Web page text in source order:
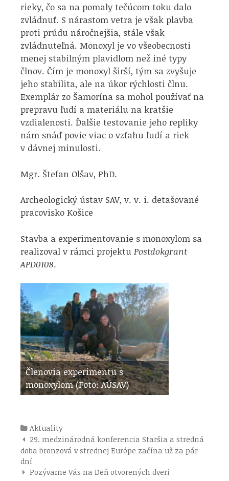
rieky, čo sa na pomaly tečúcom toku dalo
zvládnuť. S nárastom vetra je však plavba
proti prúdu náročnejšia, stále však
zvládnuteľná. Monoxyl je vo všeobecnosti
menej stabilným plavidlom než iné typy
člnov. Čím je monoxyl širší, tým sa zvyšuje
jeho stabilita, ale na úkor rýchlosti člnu.
Exemplár zo Šamorína sa mohol používať na
prepravu ľudí a materiálu na kratšie
vzdialenosti. Ďalšie testovanie jeho repliky
nám snáď povie viac o vzťahu ľudí a riek
v dávnej minulosti.
Mgr. Štefan Olšav, PhD.
Archeologický ústav SAV, v. v. i. detašované
pracovisko Košice
Stavba a experimentovanie s monoxylom sa
realizoval v rámci projektu Postdokgrant
APD0108.
Členovia experimentu s
monoxylom (Foto: AÚSAV)
Kategórie
Aktuality
Navigácia
pre
príspevky
29. medzinárodná konferencia Staršia a stredná
doba bronzová v strednej Európe začína už za pár
dní
Pozývame Vás na Deň otvorených dverí